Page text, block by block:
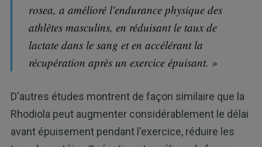
rosea, a amélioré l'endurance physique des
athlètes masculins, en réduisant le taux de
lactate dans le sang et en accélérant la
récupération après un exercice épuisant. »
D'autres études montrent de façon similaire que la
Rhodiola peut augmenter considérablement le délai
avant épuisement pendant l'exercice, réduire les